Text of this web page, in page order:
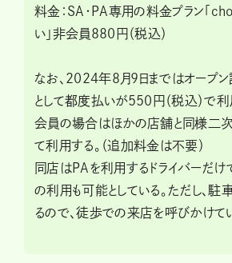
料金：SA・PA専用の料金プラン「
い」非会員880円（税込）
なお、2024年8月9日まではオープン
として都度払いが550円（税込）で
会員の場合はほかの店舗と同様二次
て利用する。（追加料金は不要）
同店はPAを利用するドライバーだけ
の利用も可能としている。ただし、駐
るので、徒歩での来店を呼びかけてい